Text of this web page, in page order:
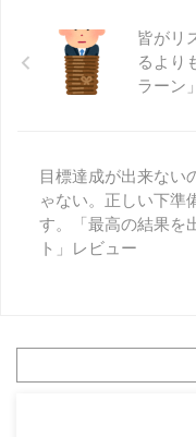
皆がリ
るより
ラーン
目標達成が出来ない
ゃない。正しい下準
す。「最高の結果を
ト」レビュー